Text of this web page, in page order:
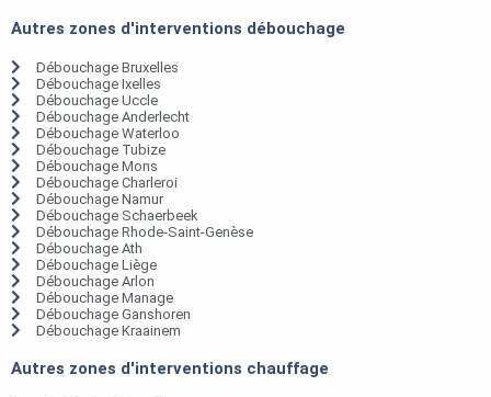
Autres zones d'interventions débouchage
Débouchage Bruxelles
Débouchage Ixelles
Débouchage Uccle
Débouchage Anderlecht
Débouchage Waterloo
Débouchage Tubize
Débouchage Mons
Débouchage Charleroi
Débouchage Namur
Débouchage Schaerbeek
Débouchage Rhode-Saint-Genèse
Débouchage Ath
Débouchage Liège
Débouchage Arlon
Débouchage Manage
Débouchage Ganshoren
Débouchage Kraainem
Autres zones d'interventions chauffage